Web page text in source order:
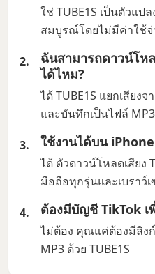
ใช่ TUBE1S เป็นตัวแป
สมบูรณ์โดยไม่มีค่าใช้จ่
ฉันสามารถดาวน์โห
ได้ไหม?
ได้ TUBE1S แยกเสียง
และบันทึกเป็นไฟล์
ใช้งานได้บน
ได้ ตัวดาวน์โหลดเสียง
มือถือทุกรุ่นและเบราว์
ต้องมีบัญชี TikTok เ
ไม่ต้อง คุณแค่ต้องมีลิงก์
MP3 ด้วย TUBE1S